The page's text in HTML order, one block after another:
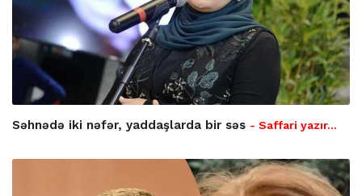
Səhnədə iki nəfər, yaddaşlarda bir səs - Saffari yazır…